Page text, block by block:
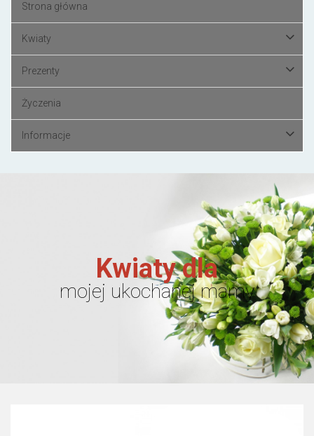
Strona główna
Kwiaty
Prezenty
Życzenia
Informacje
Kwiaty dla
mojej ukochanej mamy